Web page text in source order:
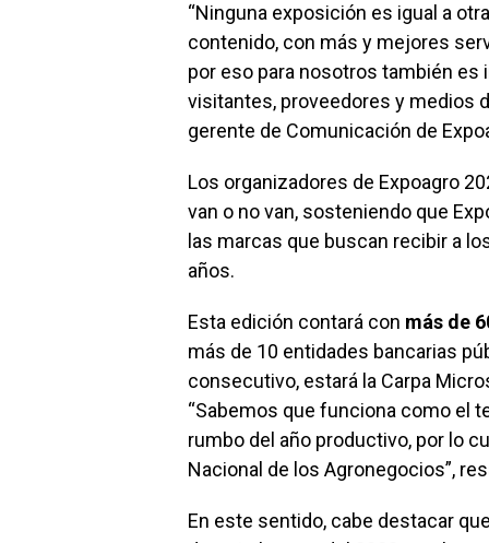
“Ninguna exposición es igual a
contenido, con más y mejores
por eso para nosotros también
visitantes, proveedores y medios
gerente de Comunicación de
Los organizadores de Expoagro
van o no van, sosteniendo que
las marcas que buscan recibir a
años.
Esta edición contará con más de
más de 10 entidades bancarias
consecutivo, estará la Carpa
“Sabemos que funciona como el
rumbo del año productivo, por lo
Nacional de los Agronegocios”,
En este sentido, cabe destacar